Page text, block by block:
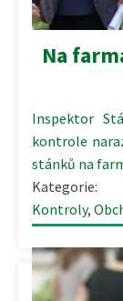
Na
Inspektor
kontrole
stánků na
Kategorie:
Kontroly,